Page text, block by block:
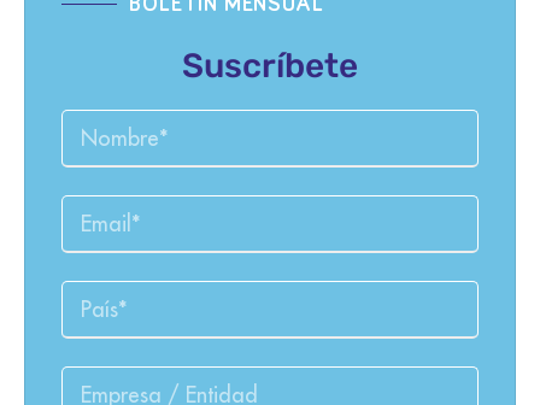
BOLETÍN MENSUAL
Suscríbete